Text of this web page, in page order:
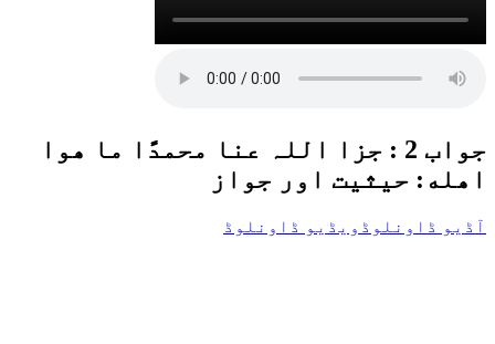
جواب 2 : جزا اللہ عنا محمدًا ما ھوا
اھله: حیثیت اور جواز
آڈیو ڈاونلوڈ ویڈیو ڈاونلوڈ